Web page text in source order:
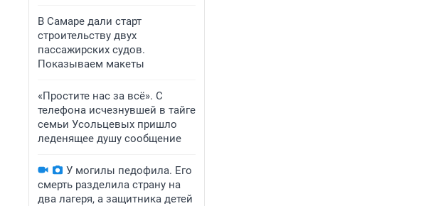
В Самаре дали старт
строительству двух
пассажирских судов.
Показываем макеты
«Простите нас за всё». С
телефона исчезнувшей в тайге
семьи Усольцевых пришло
леденящее душу сообщение
У могилы педофила. Его
смерть разделила страну на
два лагеря, а защитника детей